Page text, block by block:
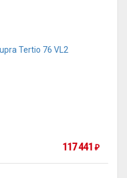
117 441 ₽